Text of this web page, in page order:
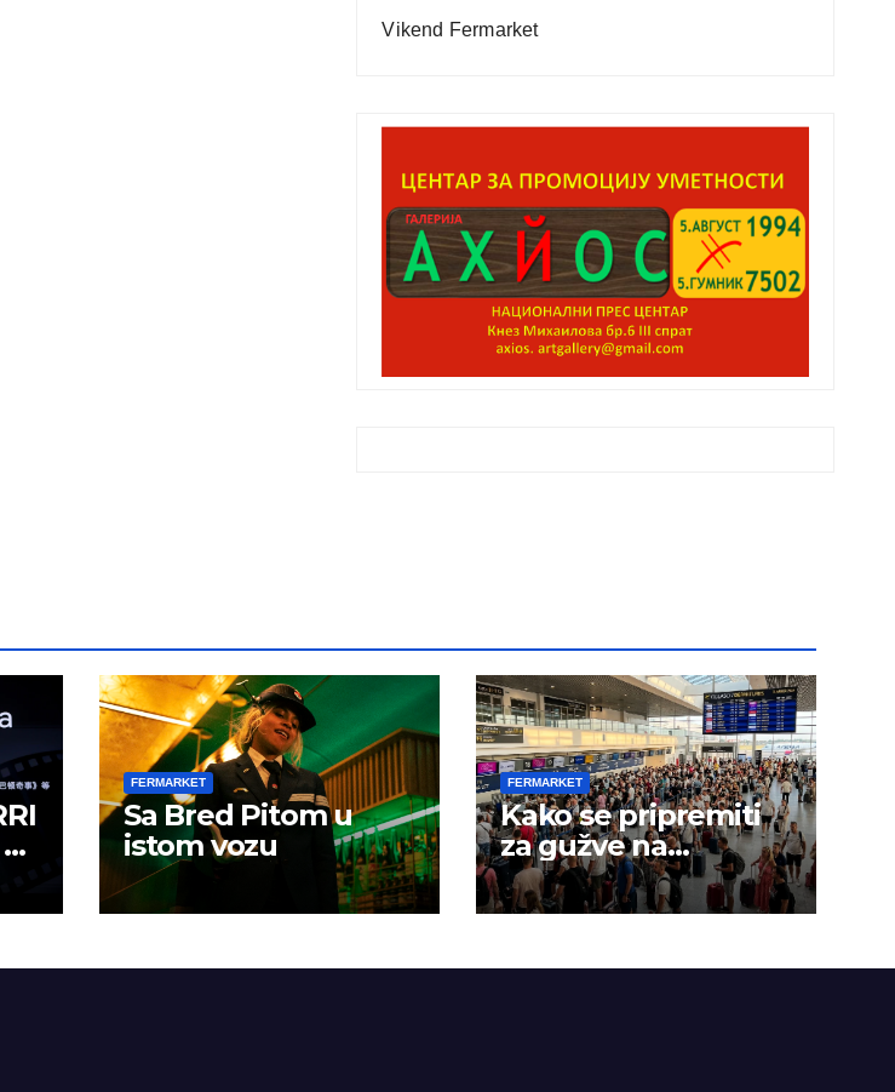
Vikend Fermarket
FERMARKET
Sa Bred Pitom u
istom vozu
FERMARKET
Kako se pripremiti
za gužve na
aerodromima?